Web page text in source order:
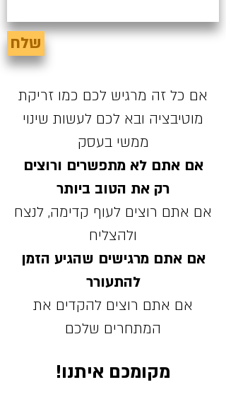
אם כל זה מרגיש לכם כמו זריקת
מוטיבציה ובא לכם לעשות שינוי
ממשי בעסק
אם אתם לא מתפשרים ורוצים
רק את הטוב ביותר
אם אתם רוצים לעוף קדימה, לנצח
ולהצליח
אם אתם מרגישים שהגיע הזמן
להתעורר
אם אתם רוצים להקדים את
המתחרים שלכם
מקומכם איתנו!
שלח